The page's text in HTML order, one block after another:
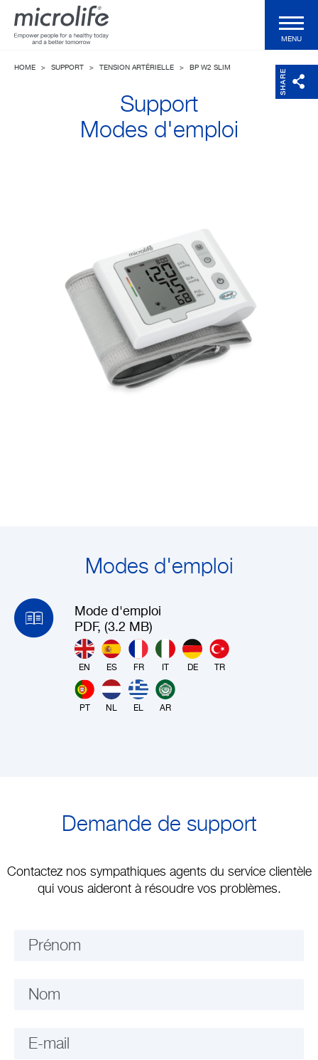
Produits professionnels
MENU
SHARE
HOME > SUPPORT > TENSION ARTÉRIELLE > BP W2 SLIM
Support
Modes d'emploi
Modes d'emploi
Mode d'emploi
PDF, (3.2 MB)
EN ES FR IT DE TR
PT NL EL AR
Demande de support
Contactez nos sympathiques agents du service clientèle
qui vous aideront à résoudre vos problèmes.
Prénom
Nom
E-mail